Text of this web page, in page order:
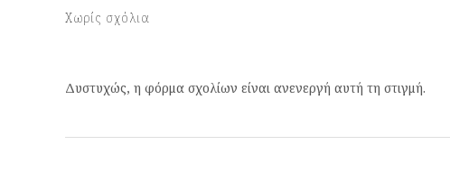
Χωρίς σχόλια
Δυστυχώς, η φόρμα σχολίων είναι ανενεργή αυτή τη στιγμή.